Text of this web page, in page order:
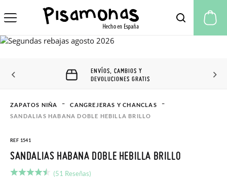
ENVÍOS, CAMBIOS Y
DEVOLUCIONES GRATIS
ZAPATOS NIÑA
CANGREJERAS Y CHANCLAS
SANDALIAS HABANA DOBLE HEBILLA BRILLO
REF 1541
SANDALIAS HABANA DOBLE HEBILLA BRILLO
(51 Reseñas)